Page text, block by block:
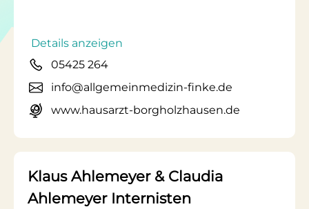
Details anzeigen
05425 264
info@allgemeinmedizin-finke.de
www.hausarzt-borgholzhausen.de
Klaus Ahlemeyer & Claudia
Ahlemeyer Internisten